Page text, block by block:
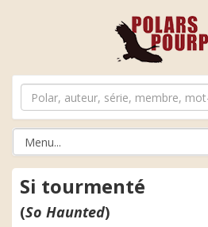
Si tourmenté
(So Haunted)